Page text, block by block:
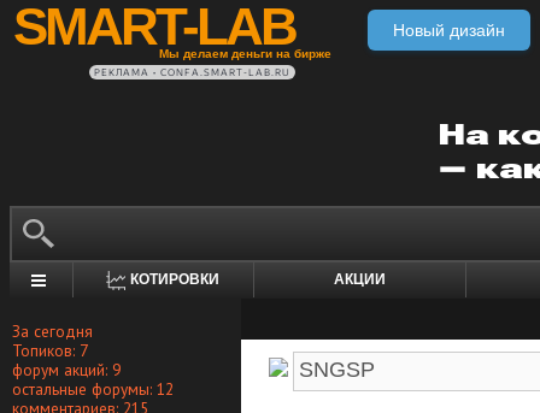
SMART-LAB
Мы делаем деньги на бирже
Новый дизайн
РЕКЛАМА • CONFA.SMART-LAB.RU
КОТИРОВКИ АКЦИИ
За сегодня
Топиков: 7
форум акций: 9
остальные форумы: 12
комментариев: 215